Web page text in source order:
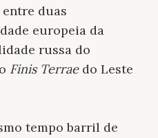
duas
europeia da
russa do
Finis Terraedo Leste
tempo barril de